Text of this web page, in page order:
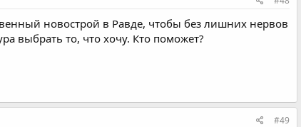
новострой в Равде, чтобы без лишних нервов
выбрать то, что хочу. Кто поможет?
#49